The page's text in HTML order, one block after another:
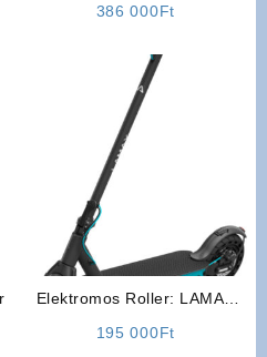
386 000Ft
Elektromos Roller: LAMAX
195 000Ft